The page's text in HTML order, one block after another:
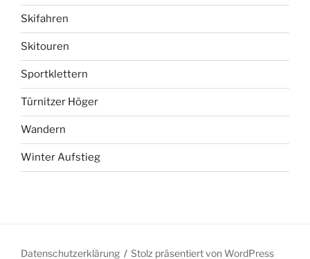
Skifahren
Skitouren
Sportklettern
Türnitzer Höger
Wandern
Winter Aufstieg
Datenschutzerklärung Stolz präsentiert von WordPress